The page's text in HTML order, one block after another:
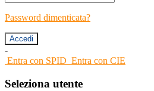
Password dimenticata?
-
Entra con SPID Entra con CIE
Seleziona utente